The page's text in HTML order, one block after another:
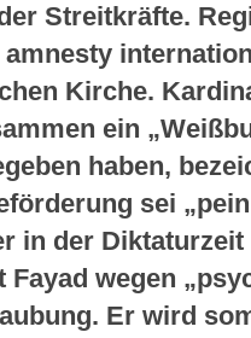
Streitkräfte.
Kirche.
ein
haben,
sei
in der
wegen
Er wird